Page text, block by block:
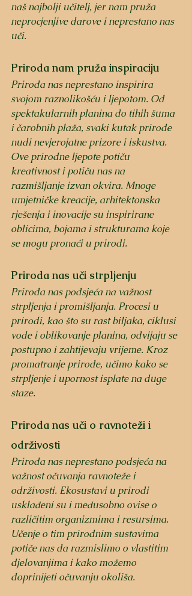
naš najbolji učitelj, jer nam pruža
neprocjenjive darove i neprestano nas
uči.
Priroda nam pruža inspiraciju
Priroda nas neprestano inspirira
svojom raznolikošću i ljepotom. Od
spektakularnih planina do tihih šuma
i čarobnih plaža, svaki kutak prirode
nudi nevjerojatne prizore i iskustva.
Ove prirodne ljepote potiču
kreativnost i potiču nas na
razmišljanje izvan okvira. Mnoge
umjetničke kreacije, arhitektonska
rješenja i inovacije su inspirirane
oblicima, bojama i strukturama koje
se mogu pronaći u prirodi.
Priroda nas uči strpljenju
Priroda nas podsjeća na važnost
strpljenja i promišljanja. Procesi u
prirodi, kao što su rast biljaka, ciklusi
vode i oblikovanje planina, odvijaju se
postupno i zahtijevaju vrijeme. Kroz
promatranje prirode, učimo kako se
strpljenje i upornost isplate na duge
staze.
Priroda nas uči o ravnoteži i
održivosti
Priroda nas neprestano podsjeća na
važnost očuvanja ravnoteže i
održivosti. Ekosustavi u prirodi
usklađeni su i međusobno ovise o
različitim organizmima i resursima.
Učenje o tim prirodnim sustavima
potiče nas da razmislimo o vlastitim
djelovanjima i kako možemo
doprinijeti očuvanju okoliša.